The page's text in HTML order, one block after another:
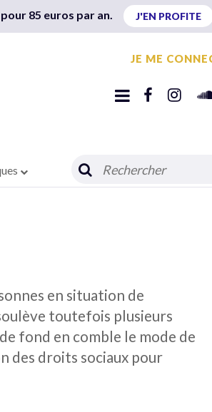
85 euros par an. J'EN PROFITE
JE ME
en situation de
toutefois plusieurs
fond en comble le mode de
des droits sociaux pour